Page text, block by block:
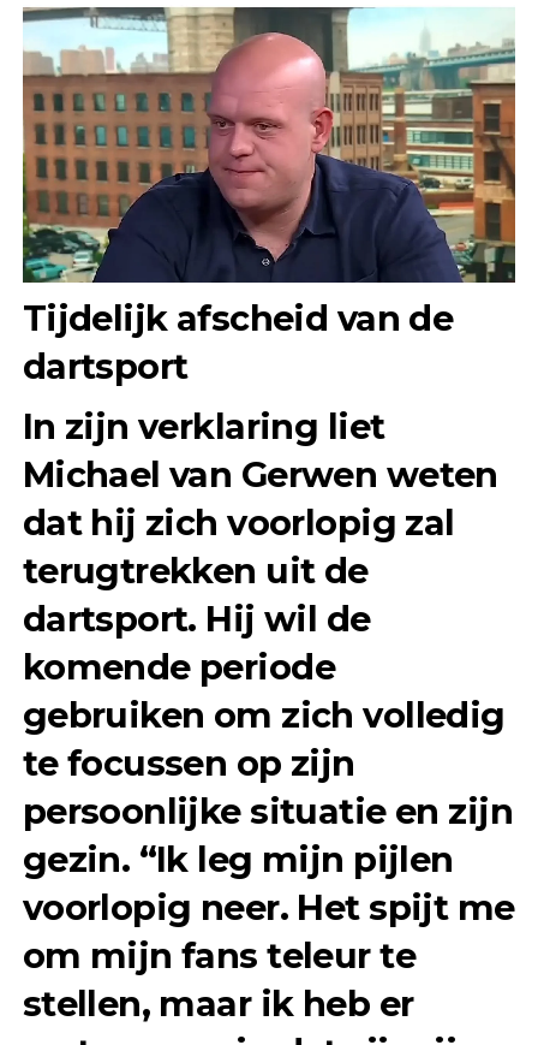
Tijdelijk afscheid van de
dartsport
In zijn verklaring liet
Michael van Gerwen weten
dat hij zich voorlopig zal
terugtrekken uit de
dartsport. Hij wil de
komende periode
gebruiken om zich volledig
te focussen op zijn
persoonlijke situatie en zijn
gezin. “Ik leg mijn pijlen
voorlopig neer. Het spijt me
om mijn fans teleur te
stellen, maar ik heb er